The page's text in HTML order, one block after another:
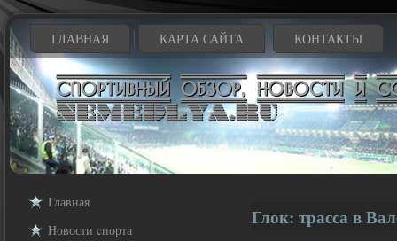
ГЛАВНАЯ КАРТА САЙТА КОНТАКТЫ
Главная
Новости cпорта
Глок: трасса в